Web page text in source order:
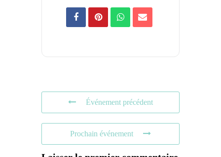
Événement précédent
Prochain événement